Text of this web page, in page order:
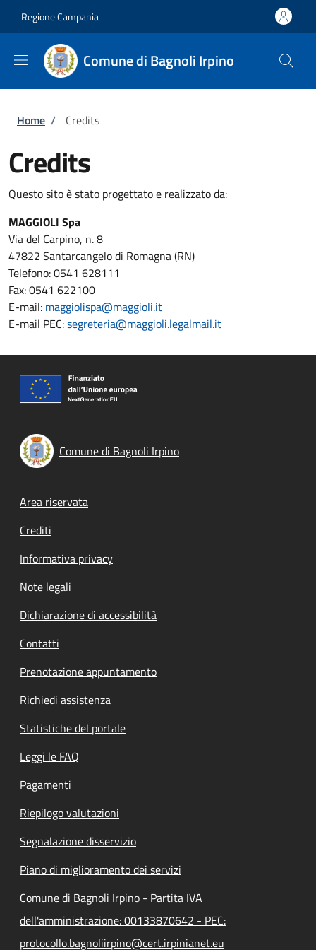
Regione Campania
Comune di Bagnoli Irpino
Briciole di pane
Home / Credits
Credits
Questo sito è stato progettato e realizzato da:
MAGGIOLI Spa
Via del Carpino, n. 8
47822 Santarcangelo di Romagna (RN)
Telefono: 0541 628111
Fax: 0541 622100
E-mail: maggiolispa@maggioli.it
E-mail PEC:segreteria@maggioli.legalmail.it
Comune di Bagnoli Irpino
Footer menu
Area riservata
Crediti
Informativa privacy
Note legali
Dichiarazione di accessibilità
Contatti
Prenotazione appuntamento
Richiedi assistenza
Statistiche del portale
Leggi le FAQ
Pagamenti
Riepilogo valutazioni
Segnalazione disservizio
Piano di miglioramento dei servizi
Comune di Bagnoli Irpino - Partita IVA
dell'amministrazione: 00133870642 - PEC:
protocollo.bagnoliirpino@cert.irpinianet.eu